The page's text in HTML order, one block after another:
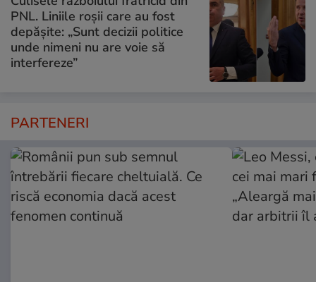
PNL. Liniile roșii care au fost
depășite: „Sunt decizii politice
unde nimeni nu are voie să
interfereze”
PARTENERI